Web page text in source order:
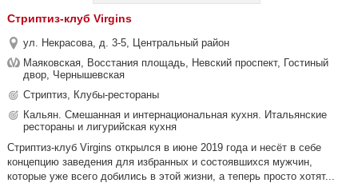
Стриптиз-клуб Virgins
ул. Некрасова, д. 3-5, Центральный район
Маяковская, Восстания площадь, Невский проспект, Гостиный
двор, Чернышевская
Стриптиз, Клубы-рестораны
Кальян. Смешанная и интернациональная кухня. Итальянские
рестораны и лигурийская кухня
Стриптиз-клуб Virgins открылся в июне 2019 года и несёт в себе
концепцию заведения для избранных и состоявшихся мужчин,
которые уже всего добились в этой жизни, а теперь просто хотят...